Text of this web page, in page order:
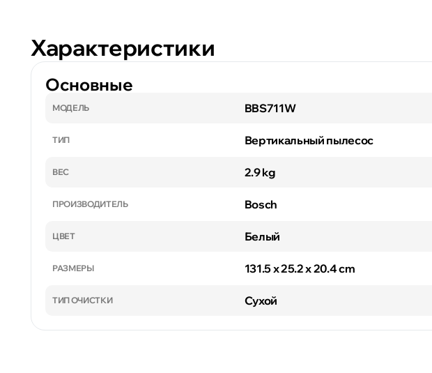
Характеристики
Основные
МОДЕЛЬ BBS711W
ТИП Вертикальный пылесос
ВЕС 2.9 kg
ПРОИЗВОДИТЕЛЬ Bosch
ЦВЕТ Белый
РАЗМЕРЫ 131.5 x 25.2 x 20.4 cm
ТИП ОЧИСТКИ Сухой